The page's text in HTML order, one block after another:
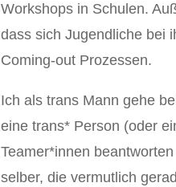
Workshops in Schulen.
dass sich Jugendliche bei
Coming-out Prozessen.
Ich als trans Mann gehe
eine trans* Person (oder
Teamer*innen
selber, die vermutlich